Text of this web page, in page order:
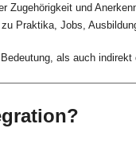
Zugehörigkeit und
Praktika, Jobs,
als auch